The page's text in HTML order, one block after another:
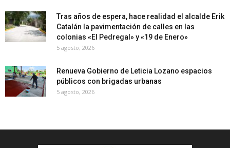
Tras años de espera, hace realidad el alcalde Erik
Catalán la pavimentación de calles en las
colonias «El Pedregal» y «19 de Enero»
5 agosto, 2026
Renueva Gobierno de Leticia Lozano espacios
públicos con brigadas urbanas
5 agosto, 2026